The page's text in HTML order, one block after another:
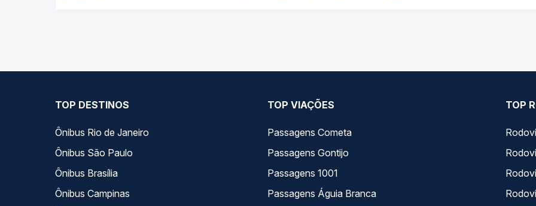
TOP DESTINOS
Ônibus Rio de Janeiro
Ônibus São Paulo
Ônibus Brasília
Ônibus Campinas
TOP VIAÇÕES
Passagens Cometa
Passagens Gontijo
Passagens 1001
Passagens Águia Branca
TOP